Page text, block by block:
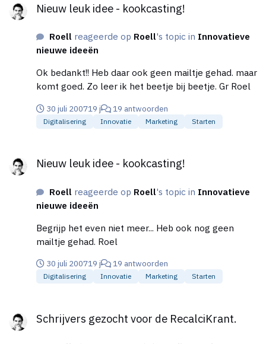
Nieuw leuk idee - kookcasting!
Roell reageerde op Roell's topic in Innovatieve
nieuwe ideeën
Ok bedankt!! Heb daar ook geen mailtje gehad. maar
komt goed. Zo leer ik het beetje bij beetje. Gr Roel
30 juli 200719 j 19 antwoorden
Digitalisering Innovatie Marketing Starten
Nieuw leuk idee - kookcasting!
Roell reageerde op Roell's topic in Innovatieve
nieuwe ideeën
Begrijp het even niet meer... Heb ook nog geen
mailtje gehad. Roel
30 juli 200719 j 19 antwoorden
Digitalisering Innovatie Marketing Starten
Schrijvers gezocht voor de RecalciKrant.